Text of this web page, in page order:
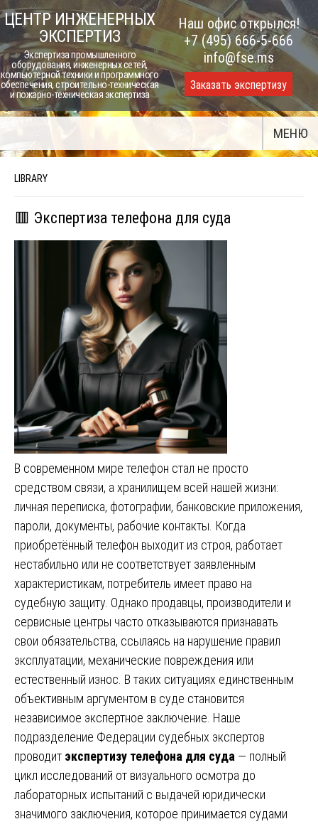
Skip
to
content
ЦЕНТР ИНЖЕНЕРНЫХ
ЭКСПЕРТИЗ
Экспертиза промышленного
оборудования, инженерных сетей,
компьютерной техники и программного
обеспечения, строительно-техническая
и пожарно-техническая экспертиза
Наш офис открылся!
+7 (495) 666-5-666
info@fse.ms
Заказать экспертизу
МЕНЮ
LIBRARY
🟥 Экспертиза телефона для суда
В современном мире телефон стал не просто
средством связи, а хранилищем всей нашей жизни:
личная переписка, фотографии, банковские приложения,
пароли, документы, рабочие контакты. Когда
приобретённый телефон выходит из строя, работает
нестабильно или не соответствует заявленным
характеристикам, потребитель имеет право на
судебную защиту. Однако продавцы, производители и
сервисные центры часто отказываются признавать
свои обязательства, ссылаясь на нарушение правил
эксплуатации, механические повреждения или
естественный износ. В таких ситуациях единственным
объективным аргументом в суде становится
независимое экспертное заключение. Наше
подразделение Федерации судебных экспертов
проводит экспертизу телефона для суда — полный
цикл исследований от визуального осмотра до
лабораторных испытаний с выдачей юридически
значимого заключения, которое принимается судами